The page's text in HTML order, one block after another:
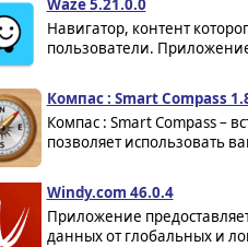
Waze 5.21.0.0
Навигатор, контент
пользователи.
Компас : Smart Compass
Компас : Smart Compass –
позволяет использовать
Windy.com 46.0.4
Приложение
данных от глобальных и